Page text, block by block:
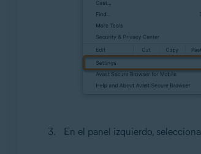
En el panel izquierdo, selecciona